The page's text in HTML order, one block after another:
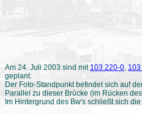
Am 24. Juli 2003 sind mit103 220-0,
geplant.
Der Foto-Standpunkt befindet sich auf
Parallel zu dieser Brücke (im Rücken
Im Hintergrund des Bw's schließt sich die